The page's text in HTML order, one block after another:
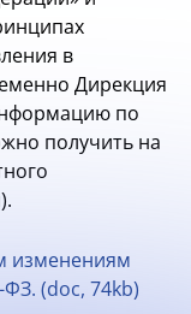
в
Дирекция
по
получить на
изменениям
(doc, 74kb)